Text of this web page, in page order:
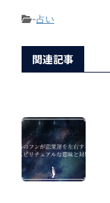
-占い
関連記事